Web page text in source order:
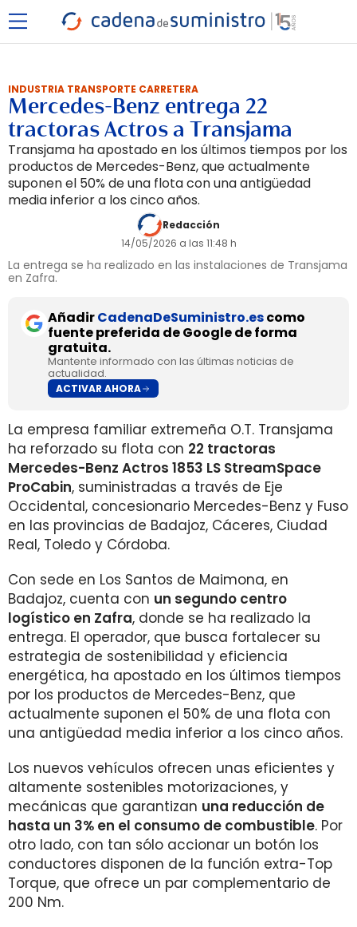
INDUSTRIA TRANSPORTE CARRETERA
Mercedes-Benz entrega 22
tractoras Actros a Transjama
Transjama ha apostado en los últimos tiempos por los
productos de Mercedes-Benz, que actualmente
suponen el 50% de una flota con una antigüedad
media inferior a los cinco años.
Redacción
14/05/2026 a las 11:48 h
La entrega se ha realizado en las instalaciones de Transjama
en Zafra.
AñadirCadenaDeSuministro.escomo
fuente preferida de Google de forma
gratuita.
Mantente informado con las últimas noticias de
actualidad.
ACTIVAR AHORA
La empresa familiar extremeña O.T. Transjama
ha reforzado su flota con 22 tractoras
Mercedes-Benz Actros 1853 LS StreamSpace
ProCabin, suministradas a través de Eje
Occidental, concesionario Mercedes-Benz y Fuso
en las provincias de Badajoz, Cáceres, Ciudad
Real, Toledo y Córdoba.
Con sede en Los Santos de Maimona, en
Badajoz, cuenta con un segundo centro
logístico en Zafra, donde se ha realizado la
entrega. El operador, que busca fortalecer su
estrategia de sostenibilidad y eficiencia
energética, ha apostado en los últimos tiempos
por los productos de Mercedes-Benz, que
actualmente suponen el 50% de una flota con
una antigüedad media inferior a los cinco años.
Los nuevos vehículos ofrecen unas eficientes y
altamente sostenibles motorizaciones, y
mecánicas que garantizan una reducción de
hasta un 3% en el consumo de combustible. Por
otro lado, con tan sólo accionar un botón los
conductores disponen de la función extra-Top
Torque, que ofrece un par complementario de
200 Nm.